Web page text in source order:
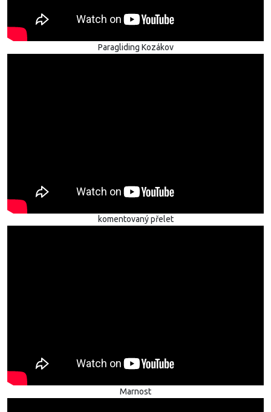
Paragliding Kozákov
komentovaný přelet
Marnost